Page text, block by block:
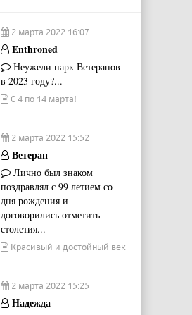
2 марта 2022 16:07
Enthroned
Неужели парк Ветеранов
в 2023 году?...
С 4 по 14 марта!
2 марта 2022 15:52
Ветеран
Лично был знаком
поздравлял с 99 летием со
дня рождения и
договорились отметить
столетия...
Красивый и достойный век
2 марта 2022 15:25
Надежда